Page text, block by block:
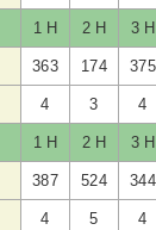
1 H 2 H 3 H
363 174 375
4 3 4
1 H 2 H 3 H
387 524 344
4 5 4